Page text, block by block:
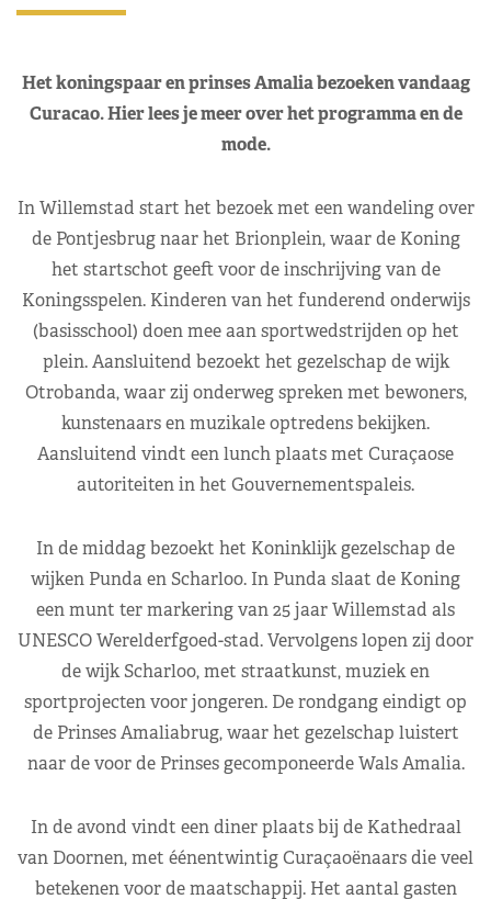
Het koningspaar en prinses Amalia bezoeken vandaag
Curacao. Hier lees je meer over het programma en de
mode.
In Willemstad start het bezoek met een wandeling over
de Pontjesbrug naar het Brionplein, waar de Koning
het startschot geeft voor de inschrijving van de
Koningsspelen. Kinderen van het funderend onderwijs
(basisschool) doen mee aan sportwedstrijden op het
plein. Aansluitend bezoekt het gezelschap de wijk
Otrobanda, waar zij onderweg spreken met bewoners,
kunstenaars en muzikale optredens bekijken.
Aansluitend vindt een lunch plaats met Curaçaose
autoriteiten in het Gouvernementspaleis.
In de middag bezoekt het Koninklijk gezelschap de
wijken Punda en Scharloo. In Punda slaat de Koning
een munt ter markering van 25 jaar Willemstad als
UNESCO Werelderfgoed-stad. Vervolgens lopen zij door
de wijk Scharloo, met straatkunst, muziek en
sportprojecten voor jongeren. De rondgang eindigt op
de Prinses Amaliabrug, waar het gezelschap luistert
naar de voor de Prinses gecomponeerde Wals Amalia.
In de avond vindt een diner plaats bij de Kathedraal
van Doornen, met éénentwintig Curaçaoënaars die veel
betekenen voor de maatschappij. Het aantal gasten